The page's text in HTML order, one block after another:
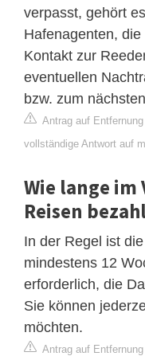
verpasst, gehört
Hafenagenten,
Kontakt zur
eventuellen
bzw. zum
Antrag auf
vollständige Antwort auf
Wie lange im
Reisen
In der Regel ist
mindestens 12
erforderlich, die
Sie können
möchten.
Antrag auf